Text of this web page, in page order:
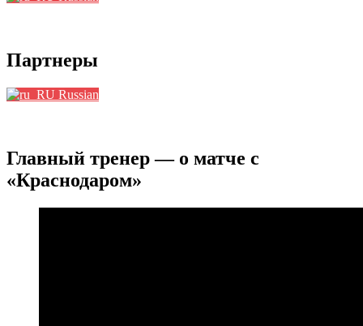
Партнеры
Russian
Главный тренер — о матче с
«Краснодаром»